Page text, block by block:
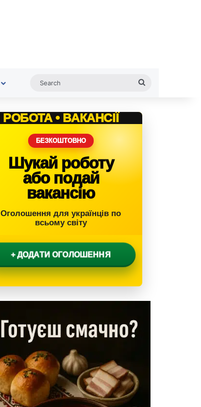
РОБОТА • ВАКАНСІЇ
БЕЗКОШТОВНО
Шукай роботу
або подай
вакансію
Оголошення для українців по
всьому світу
+ ДОДАТИ ОГОЛОШЕННЯ